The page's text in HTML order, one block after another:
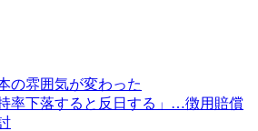
の雰囲気が変わった
率下落すると反日する」…徴用賠償